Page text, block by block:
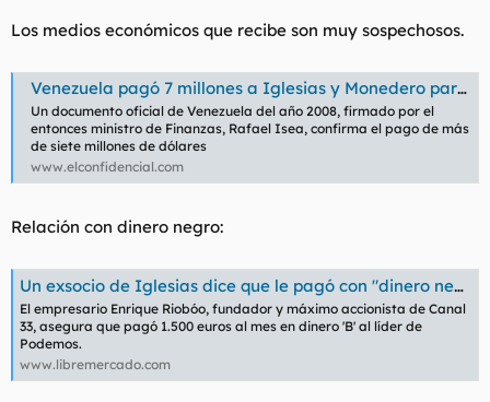
Los medios económicos que recibe son muy sospechosos.
Venezuela pagó 7 millones a Iglesias y Monedero para extender el bolivarismo
Un documento oficial de Venezuela del año 2008, firmado por el
entonces ministro de Finanzas, Rafael Isea, confirma el pago de más
de siete millones de dólares
www.elconfidencial.com
Relación con dinero negro:
Un exsocio de Iglesias dice que le pagó con "dinero negro"
El empresario Enrique Riobóo, fundador y máximo accionista de Canal
33, asegura que pagó 1.500 euros al mes en dinero 'B' al líder de
Podemos.
www.libremercado.com